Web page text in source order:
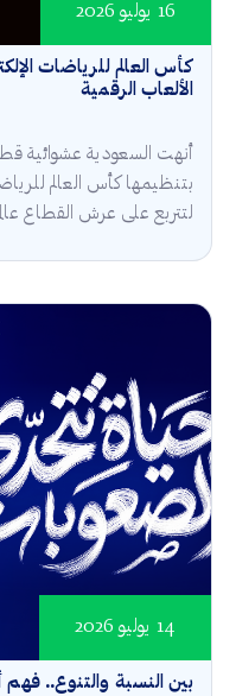
كأس العالم للرياضات
الألعاب الرقمية
16 يوليو 2026
أنهت السعودية عشوائية
بتنظيمها كأس العالم
لتتربع على عرش القطاع
بين النسبة والتنوع..
14 يوليو 2026